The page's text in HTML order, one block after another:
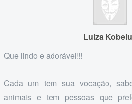
Luiza
Que lindo e adorável!!!
Cada um tem sua vocação,
animais e tem pessoas que